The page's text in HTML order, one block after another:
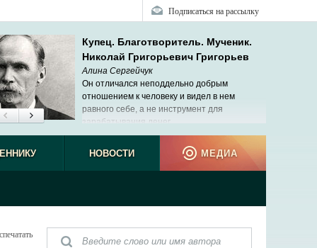
Подписаться на рассылку
Купец. Благотворитель. Мученик.
Николай Григорьевич Григорьев
Алина Сергейчук
Он отличался неподдельно добрым
отношением к человеку и видел в нем
равного себе, а не инструмент для
зарабатывания денег.
НОВОСТИ МЕДИА